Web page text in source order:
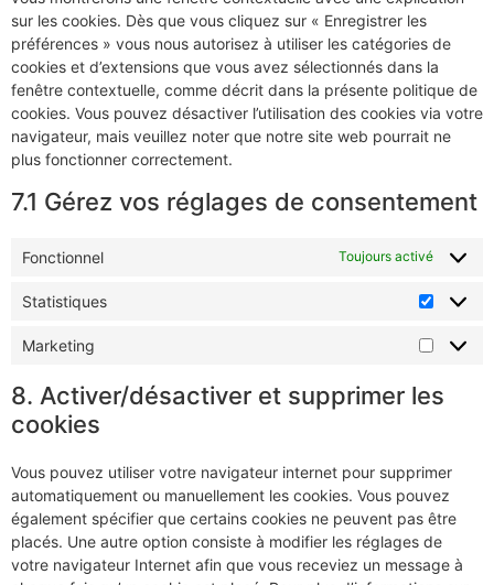
sur les cookies. Dès que vous cliquez sur « Enregistrer les
préférences » vous nous autorisez à utiliser les catégories de
cookies et d’extensions que vous avez sélectionnés dans la
fenêtre contextuelle, comme décrit dans la présente politique de
cookies. Vous pouvez désactiver l’utilisation des cookies via votre
navigateur, mais veuillez noter que notre site web pourrait ne
plus fonctionner correctement.
7.1 Gérez vos réglages de consentement
Fonctionnel Toujours activé
Statistiques
Marketing
8. Activer/désactiver et supprimer les
cookies
Vous pouvez utiliser votre navigateur internet pour supprimer
automatiquement ou manuellement les cookies. Vous pouvez
également spécifier que certains cookies ne peuvent pas être
placés. Une autre option consiste à modifier les réglages de
votre navigateur Internet afin que vous receviez un message à